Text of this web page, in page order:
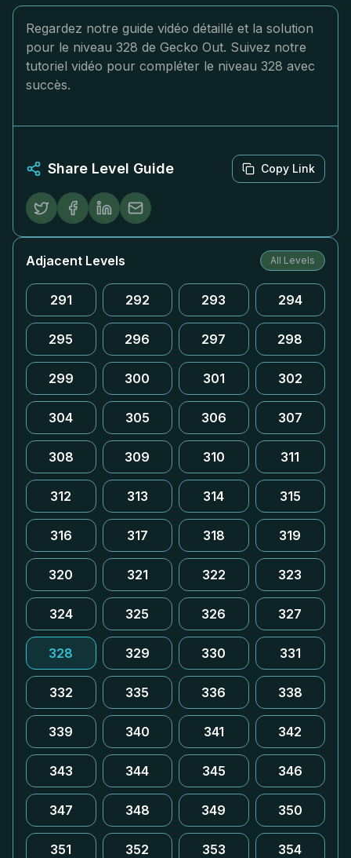
Regardez notre guide vidéo détaillé et la solution
pour le niveau 328 de Gecko Out. Suivez notre
tutoriel vidéo pour compléter le niveau 328 avec
succès.
Share Level Guide Copy Link
Adjacent Levels All Levels
291 292 293 294
295 296 297 298
299 300 301 302
304 305 306 307
308 309 310 311
312 313 314 315
316 317 318 319
320 321 322 323
324 325 326 327
328 329 330 331
332 335 336 338
339 340 341 342
343 344 345 346
347 348 349 350
351 352 353 354